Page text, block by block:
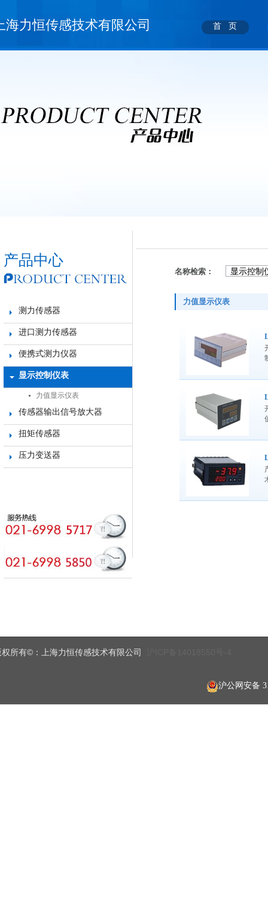
海力恒传感技术有限公司 首 页
产品中心
测力传感器
进口测力传感器
便携式测力仪器
显示控制仪表
力值显示仪表
传感器输出信号放大器
扭矩传感器
压力变送器
名称检索：
力值显示仪表
权所有© ： 上海力恒传感技术有限公司
沪公网安备